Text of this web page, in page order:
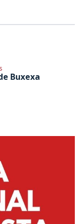
Buxexa